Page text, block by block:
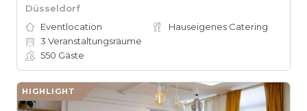
Düsseldorf
Eventlocation
Hauseigenes Catering
3 Veranstaltungsräume
550 Gäste
HIGHLIGHT